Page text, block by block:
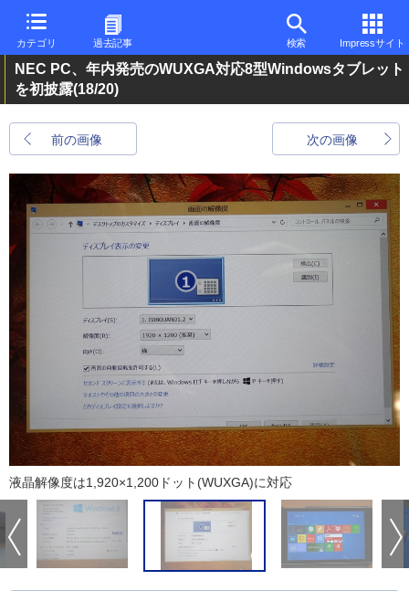
カテゴリ 過去記事 検索 Impressサイト
NEC PC、年内発売のWUXGA対応8型Windowsタブレット
を初披露(18/20)
前の画像 次の画像
液晶解像度は1,920×1,200ドット(WUXGA)に対応